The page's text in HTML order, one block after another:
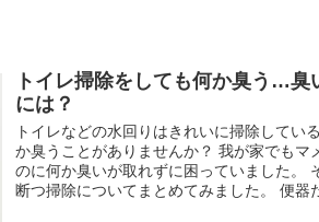
トイレ掃除をしても何か臭う…臭
には？
トイレなどの水回りはきれいに掃除してい
か臭うことがありませんか？ 我が家でもマ
のに何か臭いが取れずに困っていました。
断つ掃除についてまとめてみました。 便器